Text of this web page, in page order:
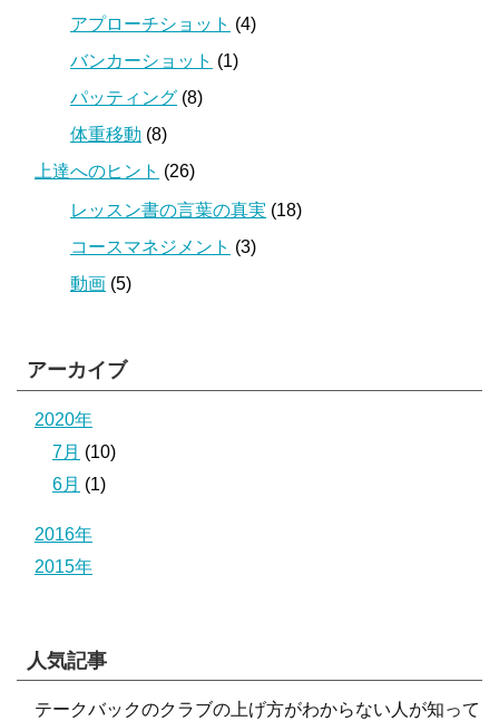
アプローチショット (4)
バンカーショット (1)
パッティング (8)
体重移動 (8)
上達へのヒント (26)
レッスン書の言葉の真実 (18)
コースマネジメント (3)
動画 (5)
アーカイブ
2020年
7月 (10)
6月 (1)
2016年
2015年
人気記事
テークバックのクラブの上げ方がわからない人が知って